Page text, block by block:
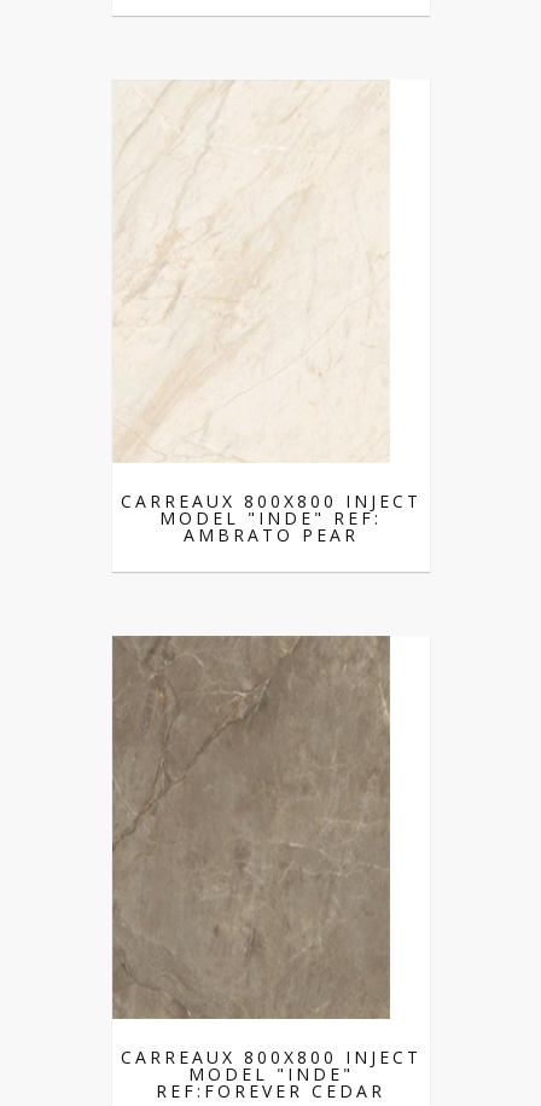
CARREAUX 800X800 INJECT
MODEL "INDE" REF:
AMBRATO PEAR
CARREAUX 800X800 INJECT
MODEL "INDE"
REF:FOREVER CEDAR